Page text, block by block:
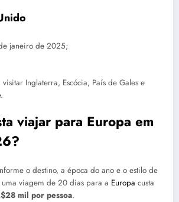
janeiro de 2025;
Inglaterra, Escócia, País de Gales e
viajar para Europa em
o destino, a época do ano e o estilo de
viagem de 20 dias para a Europa custa
mil por pessoa.